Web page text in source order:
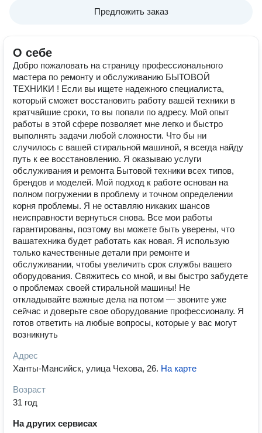
Предложить заказ
О себе
Добро пожаловать на страницу профессионального
мастера по ремонту и обслуживанию БЫТОВОЙ
ТЕХНИКИ ! Если вы ищете надежного специалиста,
который сможет восстановить работу вашей техники в
кратчайшие сроки, то вы попали по адресу. Мой опыт
работы в этой сфере позволяет мне легко и быстро
выполнять задачи любой сложности. Что бы ни
случилось с вашей стиральной машиной, я всегда найду
путь к ее восстановлению. Я оказываю услуги
обслуживания и ремонта Бытовой техники всех типов,
брендов и моделей. Мой подход к работе основан на
полном погружении в проблему и точном определении
корня проблемы. Я не оставляю никаких шансов
неисправности вернуться снова. Все мои работы
гарантированы, поэтому вы можете быть уверены, что
вашатехника будет работать как новая. Я использую
только качественные детали при ремонте и
обслуживании, чтобы увеличить срок службы вашего
оборудования. Свяжитесь со мной, и вы быстро забудете
о проблемах своей стиральной машины! Не
откладывайте важные дела на потом — звоните уже
сейчас и доверьте свое оборудование профессионалу. Я
готов ответить на любые вопросы, которые у вас могут
возникнуть
Адрес
Ханты-Мансийск, улица Чехова, 26. На карте
Возраст
31 год
На других сервисах